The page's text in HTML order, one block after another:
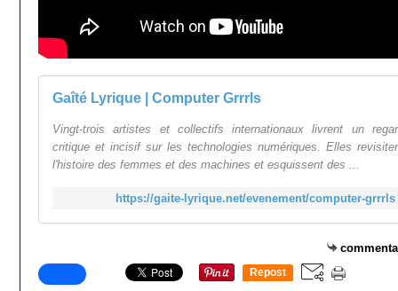
Gaîté Lyrique | Computer Grrrls
Vingt-trois artistes et collectifs internationaux livrent un
critique et incisif sur les technologies numériques. Elles
l'histoire des femmes et des machines et esquissent des ...
https://gaite-lyrique.net/evenement/computer-grrrls
Repost